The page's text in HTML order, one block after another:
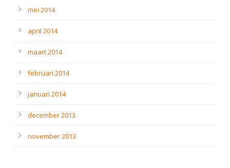
mei 2014
april 2014
maart 2014
februari 2014
januari 2014
december 2013
november 2013